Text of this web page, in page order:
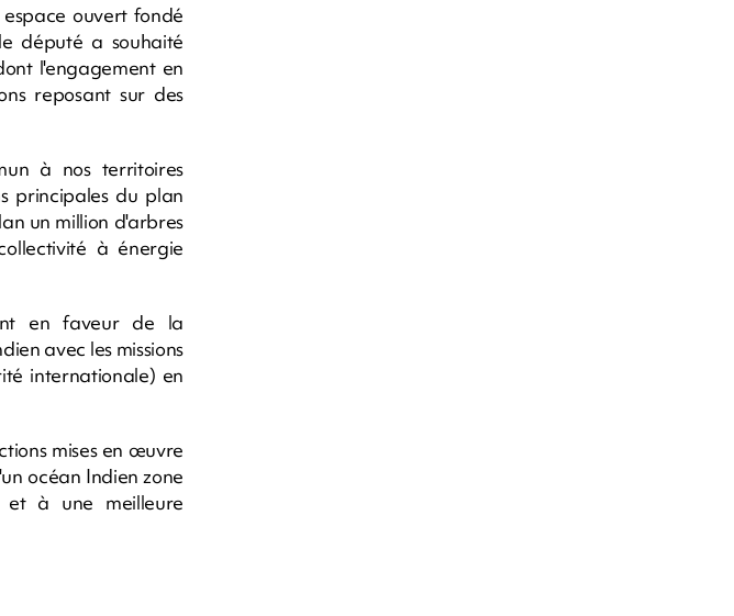
ouvert fondé
député a souhaité
l'engagement en
reposant sur des
à nos territoires
principales du plan
un million d'arbres
à énergie
en faveur de la
avec les missions
internationale) en
mises en œuvre
océan Indien zone
et à une meilleure